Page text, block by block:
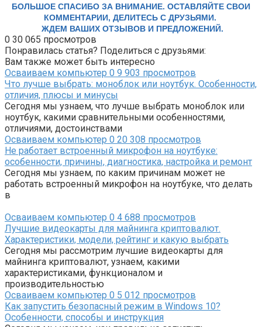
БОЛЬШОЕ СПАСИБО ЗА ВНИМАНИЕ. ОСТАВЛЯЙТЕ СВОИ
КОММЕНТАРИИ, ДЕЛИТЕСЬ С ДРУЗЬЯМИ.
ЖДЕМ ВАШИХ ОТЗЫВОВ И ПРЕДЛОЖЕНИЙ.
0 30 065 просмотров
Понравилась статья? Поделиться с друзьями:
Вам также может быть интересно
Осваиваем компьютер 0 9 903 просмотров
Что лучше выбрать: моноблок или ноутбук. Особенности,
отличия, плюсы и минусы
Сегодня мы узнаем, что лучше выбрать моноблок или
ноутбук, какими сравнительными особенностями,
отличиями, достоинствами
Осваиваем компьютер 0 20 308 просмотров
Не работает встроенный микрофон на ноутбуке:
особенности, причины, диагностика, настройка и ремонт
Сегодня мы узнаем, по каким причинам может не
работать встроенный микрофон на ноутбуке, что делать
в
Осваиваем компьютер 0 4 688 просмотров
Лучшие видеокарты для майнинга криптовалют.
Характеристики, модели, рейтинг и какую выбрать
Сегодня мы рассмотрим лучшие видеокарты для
майнинга криптовалют, узнаем, какими
характеристиками, функционалом и
производительностью
Осваиваем компьютер 0 5 012 просмотров
Как запустить безопасный режим в Windows 10?
Особенности, способы и инструкция